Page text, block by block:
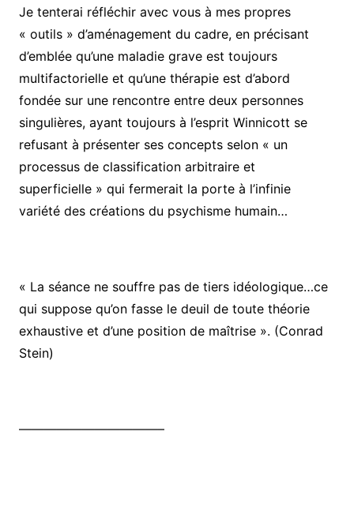
Je tenterai réfléchir avec vous à mes propres
« outils » d’aménagement du cadre, en précisant
d’emblée qu’une maladie grave est toujours
multifactorielle et qu’une thérapie est d’abord
fondée sur une rencontre entre deux personnes
singulières, ayant toujours à l’esprit Winnicott se
refusant à présenter ses concepts selon « un
processus de classification arbitraire et
superficielle » qui fermerait la porte à l’infinie
variété des créations du psychisme humain…
« La séance ne souffre pas de tiers idéologique…ce
qui suppose qu’on fasse le deuil de toute théorie
exhaustive et d’une position de maîtrise ». (Conrad
Stein)
———————————–